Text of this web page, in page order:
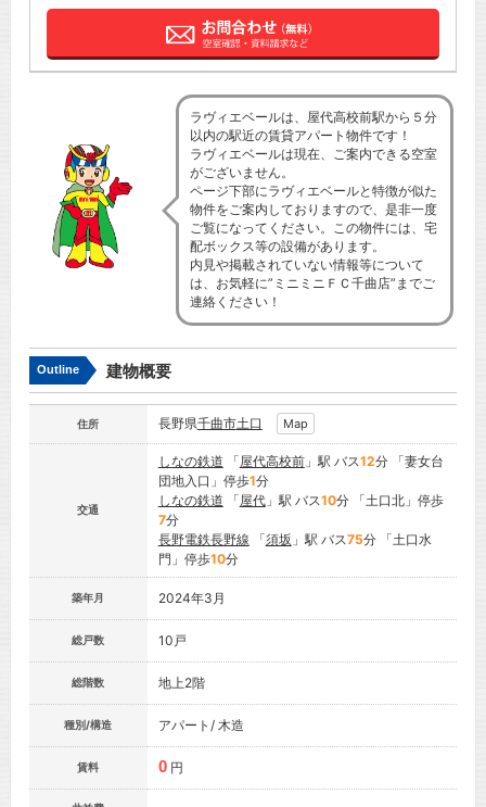
ラヴィエベールは、屋代高校前駅から５分
以内の駅近の賃貸アパート物件です！
ラヴィエベールは現在、ご案内できる空室
がございません。
ページ下部にラヴィエベールと特徴が似た
物件をご案内しておりますので、是非一度
ご覧になってください。この物件には、宅
配ボックス等の設備があります。
内見や掲載されていない情報等について
は、お気軽に”ミニミニＦＣ千曲店”までご
連絡ください！
Outline 建物概要
住所 長野県千曲市土口 Map
交通
しなの鉄道 「屋代高校前」駅 バス12分 「妻女台
団地入口」停歩1分
しなの鉄道 「屋代」駅 バス10分 「土口北」停歩
7分
長野電鉄長野線 「須坂 」駅 バス75分 「土口水
門」停歩10分
築年月 2024年3月
総戸数 10戸
総階数 地上2階
種別/構造 アパート/ 木造
賃料 0 円